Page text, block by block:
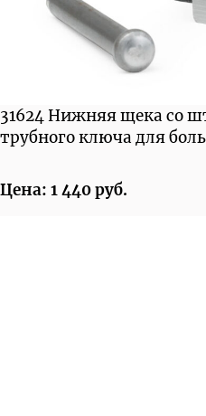
31624 Нижняя щека со
трубного ключа для
Цена: 1 440 руб.